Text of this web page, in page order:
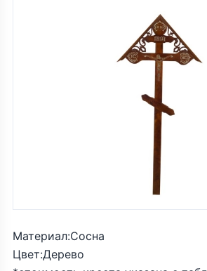
Материал:Сосна
Цвет:Дерево